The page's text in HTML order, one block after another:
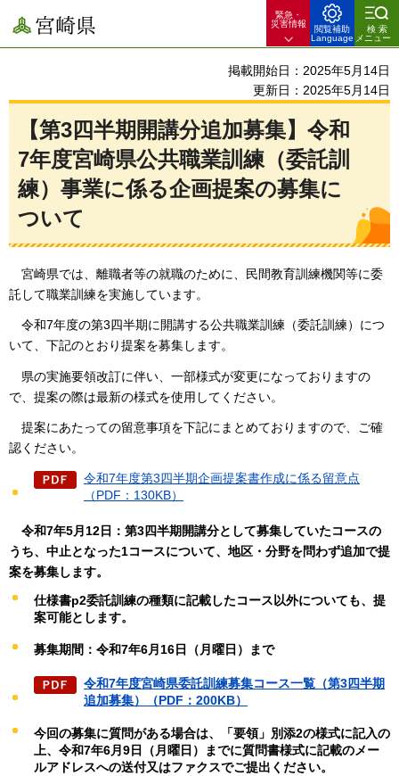
宮崎県
緊急・
災害情報
閲覧補助
Language
検索
メニュー
掲載開始日：2025年5月14日
更新日：2025年5月14日
【第3四半期開講分追加募集】令和
7年度宮崎県公共職業訓練（委託訓
練）事業に係る企画提案の募集に
ついて
宮崎県では、離職者等の就職のために、民間教育訓練機関等に委
託して職業訓練を実施しています。
令和7年度の第3四半期に開講する公共職業訓練（委託訓練）につ
いて、下記のとおり提案を募集します。
県の実施要領改訂に伴い、一部様式が変更になっておりますの
で、提案の際は最新の様式を使用してください。
提案にあたっての留意事項を下記にまとめておりますので、ご確
認ください。
令和7年度第3四半期企画提案書作成に係る留意点
（PDF：130KB）
令和7年5月12日：第3四半期開講分として募集していたコースの
うち、中止となった1コースについて、地区・分野を問わず追加で提
案を募集します。
仕様書p2委託訓練の種類に記載したコース以外についても、提
案可能とします。
募集期間：令和7年6月16日（月曜日）まで
令和7年度宮崎県委託訓練募集コース一覧（第3四半期
追加募集）（PDF：200KB）
今回の募集に質問がある場合は、「要領」別添2の様式に記入の
上、令和7年6月9日（月曜日）までに質問書様式に記載のメー
ルアドレスへの送付又はファクスでご提出ください。